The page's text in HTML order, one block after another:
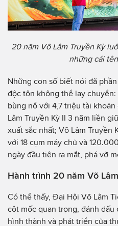
20 năm Võ Lâm Truyền Kỳ
những cái
Những con số biết nói đã
độc tôn không thể lay
bùng nổ với 4,7 triệu tài
Lâm Truyền Kỳ II 3 năm liền
xuất sắc nhất; Võ Lâm Truyền
với 18 cụm máy chủ và
ngày đầu tiên ra mắt, phá vỡ
Hành trình 20 năm Võ
Có thể thấy, Đại Hội Võ Lâm
cột mốc quan trọng, đánh dấu
hình thành và phát triển của